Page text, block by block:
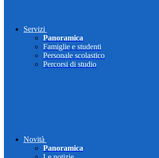
Servizi
Panoramica
Famiglie e studenti
Personale scolastico
Percorsi di studio
Novità
Panoramica